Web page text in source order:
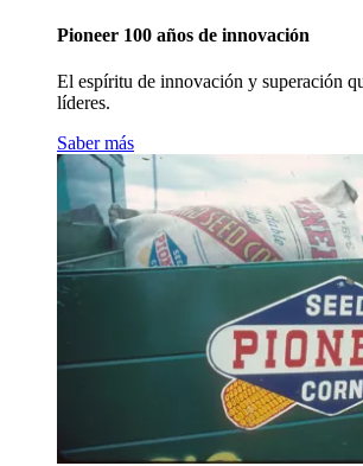
Pioneer 100 años de innovación
El espíritu de innovación y superación
líderes.
Saber más